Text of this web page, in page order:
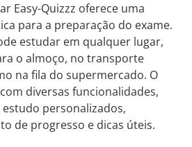
Easy-Quizzz oferece uma
para a preparação do exame.
estudar em qualquer lugar,
o almoço, no transporte
na fila do supermercado. O
diversas funcionalidades,
personalizados,
de progresso e dicas úteis.